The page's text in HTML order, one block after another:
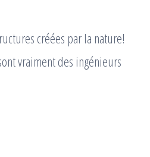
créées par la nature!
vraiment des ingénieurs